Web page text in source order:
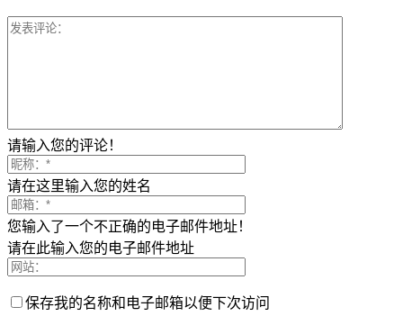
请输入您的评论！
请在这里输入您的姓名
您输入了一个不正确的电子邮件地址！
请在此输入您的电子邮件地址
保存我的名称和电子邮箱以便下次访问